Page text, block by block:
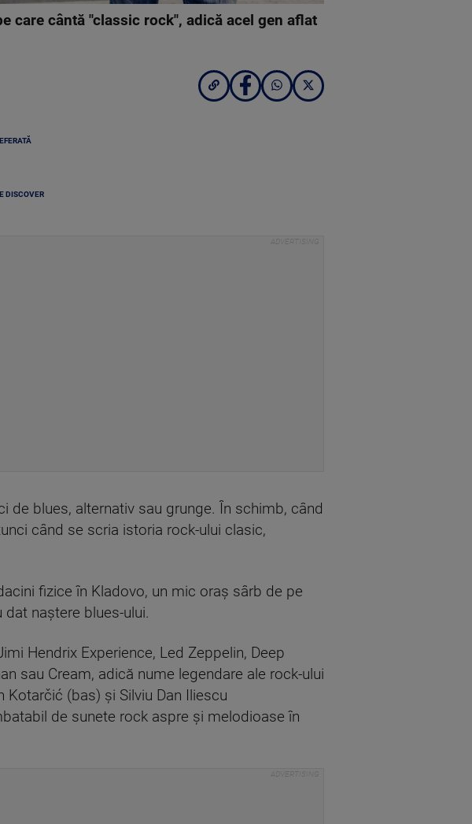
care cântă "classic rock", adică acel gen aflat
DISCOVER
de blues, alternativ sau grunge. În schimb, când
când se scria istoria rock-ului clasic,
fizice în Kladovo, un mic oraș sârb de pe
naștere blues-ului.
Hendrix Experience, Led Zeppelin, Deep
sau Cream, adică nume legendare ale rock-ului
(bas) și Silviu Dan Iliescu
de sunete rock aspre și melodioase în